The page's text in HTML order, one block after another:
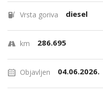
Vrsta goriva diesel
km 286.695
Objavljen 04.06.2026.